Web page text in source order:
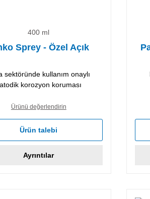
400 ml
Sprey - Özel Açık
sektöründe kullanım onaylı
korozyon koruması
Ürünü değerlendirin
Ürün talebi
Ayrıntılar